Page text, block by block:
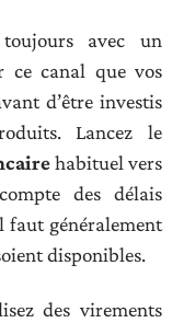
avec un
ce canal que vos
d’être investis
Lancez le
habituel vers
des délais
faut généralement
disponibles.
des virements